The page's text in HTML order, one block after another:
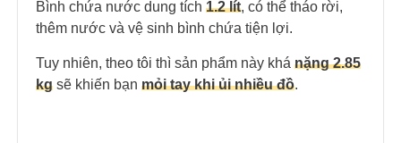
Bình chứa nước dung tích 1.2 lít, có thể tháo rời,
thêm nước và vệ sinh bình chứa tiện lợi.
Tuy nhiên, theo tôi thì sản phẩm này khá nặng2.85
kg sẽ khiến bạn mỏi tay khi ủi nhiều đồ.